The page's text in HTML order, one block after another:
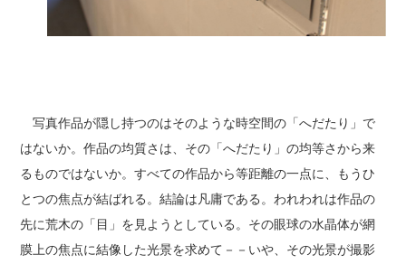
写真作品が隠し持つのはそのような時空間の「へだたり」で
はないか。作品の均質さは、その「へだたり」の均等さから来
るものではないか。すべての作品から等距離の一点に、もうひ
とつの焦点が結ばれる。結論は凡庸である。われわれは作品の
先に荒木の「目」を見ようとしている。その眼球の水晶体が網
膜上の焦点に結像した光景を求めて－－いや、その光景が撮影